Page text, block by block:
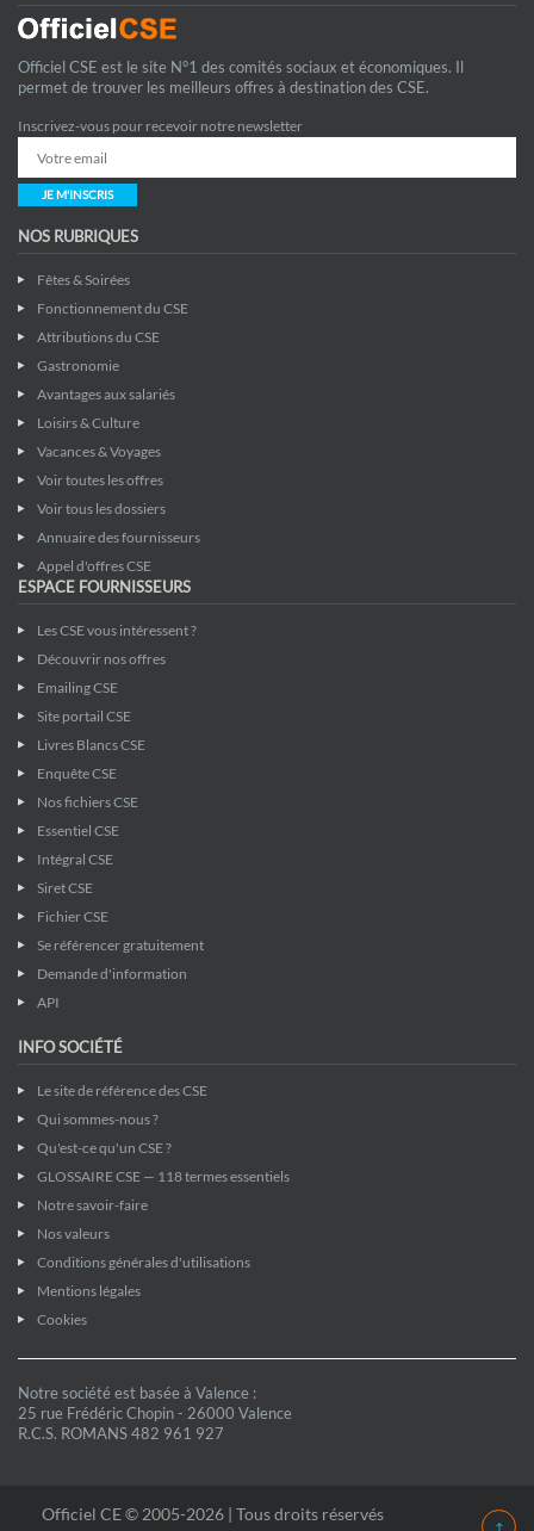
Officiel CSE est le site N°1 des comités sociaux et économiques. Il
permet de trouver les meilleurs offres à destination des CSE.
Inscrivez-vous pour recevoir notre newsletter
JE M'INSCRIS
NOS RUBRIQUES
Fêtes & Soirées
Fonctionnement du CSE
Attributions du CSE
Gastronomie
Avantages aux salariés
Loisirs & Culture
Vacances & Voyages
Voir toutes les offres
Voir tous les dossiers
Annuaire des fournisseurs
Appel d'offres CSE
ESPACE FOURNISSEURS
Les CSE vous intéressent ?
Découvrir nos offres
Emailing CSE
Site portail CSE
Livres Blancs CSE
Enquête CSE
Nos fichiers CSE
Essentiel CSE
Intégral CSE
Siret CSE
Fichier CSE
Se référencer gratuitement
Demande d'information
API
INFO SOCIÉTÉ
Le site de référence des CSE
Qui sommes-nous ?
Qu'est-ce qu'un CSE ?
GLOSSAIRE CSE — 118 termes essentiels
Notre savoir-faire
Nos valeurs
Conditions générales d'utilisations
Mentions légales
Cookies
Notre société est basée à Valence :
25 rue Frédéric Chopin - 26000 Valence
R.C.S. ROMANS 482 961 927
Officiel CE © 2005-2026 | Tous droits réservés